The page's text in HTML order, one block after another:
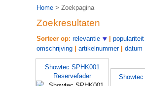
Home > Zoekpagina
Zoekresultaten
Sorteer op: relevantie populariteit
omschrijving
artikelnummer| datum
Showtec SPHK001
Reservefader
Showtec